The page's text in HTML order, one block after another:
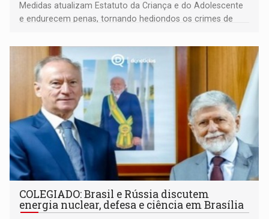
Medidas atualizam Estatuto da Criança e do Adolescente
e endurecem penas, tornando hediondos os crimes de
COLEGIADO: Brasil e Rússia discutem
energia nuclear, defesa e ciência em Brasília